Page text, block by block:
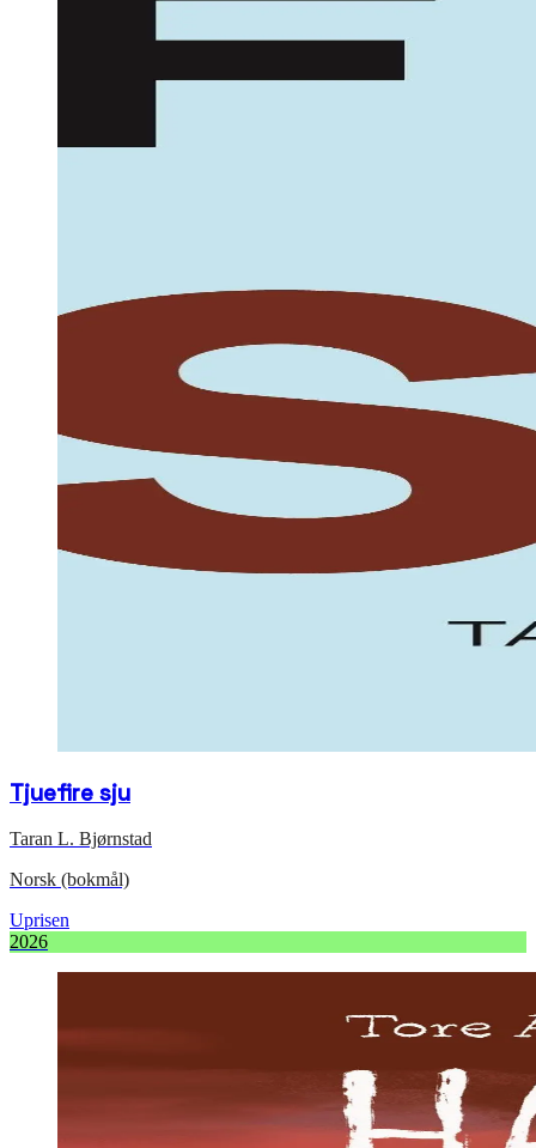
Tjuefire sju
Taran L. Bjørnstad
Norsk (bokmål)
Uprisen
2026